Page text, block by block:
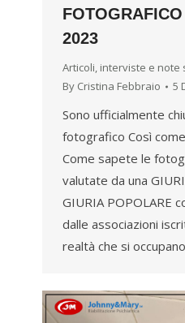
2023
Articoli, interviste e note
By Cristina Febbraio 5
Sono ufficialmente
fotografico Così
Come sapete le
valutate da una
GIURIA POPOLARE
dalle associazioni
realtà che si